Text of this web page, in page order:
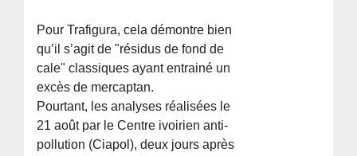
Pour Trafigura, cela démontre bien
qu’il s’agit de "résidus de fond de
cale" classiques ayant entrainé un
excès de mercaptan.
Pourtant, les analyses réalisées le
21 août par le Centre ivoirien anti-
pollution (Ciapol), deux jours après